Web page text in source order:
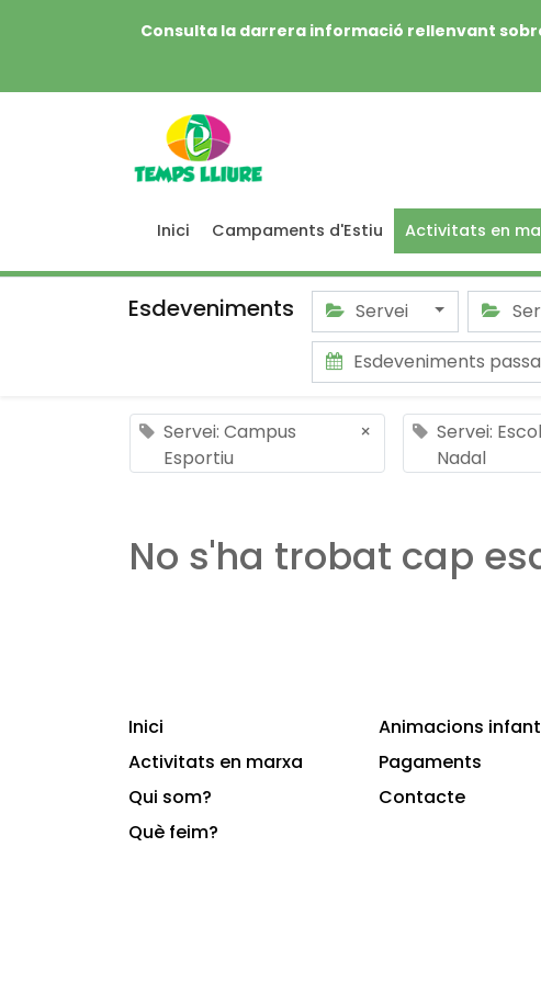
Consulta la darrera informació rellenvant
Inici Campaments d'Estiu Activitats en
Esdeveniments Servei
Esdeveniments
Servei: Campus
Esportiu
×
Servei:
Nadal
No s'ha trobat cap
Inici
Activitats en marxa
Qui som?
Què feim?
Animacions
Pagaments
Contacte